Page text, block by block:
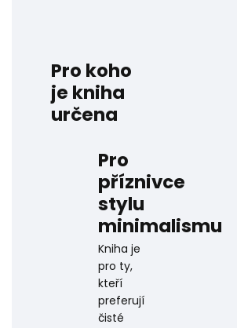
Pro koho
je kniha
určena
Pro
příznivce
stylu
minimalismu
Kniha je
pro ty,
kteří
preferují
čisté